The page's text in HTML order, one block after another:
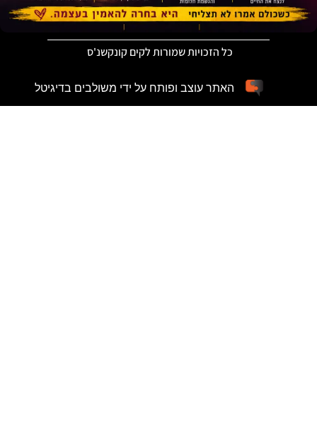
כל הזכויות שמורות לקים קונקשנ'ס
האתר עוצב ופותח על ידי משולבים בדיגיטל